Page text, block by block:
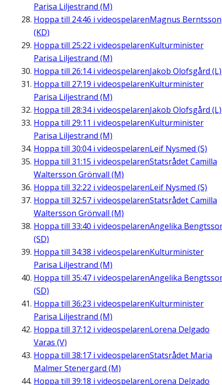
Parisa Liljestrand (M)
Hoppa till 24:46 i videospelarenMagnus Berntsson
(KD)
Hoppa till 25:22 i videospelarenKulturminister
Parisa Liljestrand (M)
Hoppa till 26:14i videospelarenJakob Olofsgård (L)
Hoppa till 27:19 i videospelarenKulturminister
Parisa Liljestrand (M)
Hoppa till 28:34i videospelarenJakob Olofsgård (L)
Hoppa till 29:11 i videospelarenKulturminister
Parisa Liljestrand (M)
Hoppa till 30:04i videospelarenLeif Nysmed (S)
Hoppa till 31:15 i videospelarenStatsrådet Camilla
Waltersson Grönvall (M)
Hoppa till 32:22 i videospelarenLeif Nysmed (S)
Hoppa till 32:57 i videospelarenStatsrådet Camilla
Waltersson Grönvall (M)
Hoppa till 33:40 i videospelarenAngelika
(SD)
Hoppa till 34:38 i videospelarenKulturminister
Parisa Liljestrand (M)
Hoppa till 35:47 i videospelarenAngelika
(SD)
Hoppa till 36:23 i videospelarenKulturminister
Parisa Liljestrand (M)
Hoppa till 37:12 i videospelarenLorena Delgado
Varas (V)
Hoppa till 38:17 i videospelarenStatsrådet Maria
Malmer Stenergard (M)
Hoppa till 39:18 i videospelarenLorena Delgado